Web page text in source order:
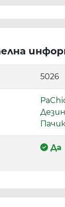
5026
Да